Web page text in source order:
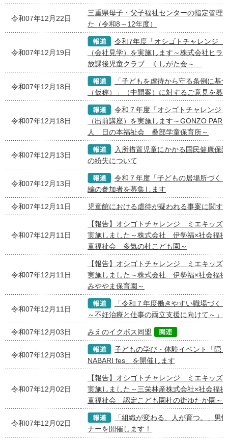
令和07年12月22日
三重県母子・父子福祉センターの指定管理
た（令和8～12年度）
令和07年12月19日
令和7年度「オシゴトチャレンジ
（会社見学）を実施します～株式会社ヒラ
放課後児童クラブ くしがた会～
令和07年12月18日
「子どもを虐待から守る条例に基
（仮称）」（中間案）に対するご意見を募
令和07年12月18日
令和７年度「オシゴトチャレンジ
（出前講座）を実施します～GONZO
人 日の本福祉会 桑部学童保育所～
令和07年12月13日
入所措置児童にかかる国民健康保
の紛失について
令和07年12月13日
令和７年度「子どもの居場所づく
編の参加者を募集します
令和07年12月11日 児童館における虐待が疑われる事案に関す
令和07年12月11日
【報告】オシゴトチャレンジ ミエキッズ
実施しました～株式会社 伊勢福×社会福
童福祉会 多気の杜こども園～
令和07年12月11日
【報告】オシゴトチャレンジ ミエキッズ
実施しました～株式会社 伊勢福×社会
みややま保育園～
令和07年12月11日
「令和７年度働きやすい職場づく
～不妊治療と仕事の両立支援に向けて～」
令和07年12月03日 みえのイクボス同盟
令和07年12月03日
子どもの学び・体験イベント「隠
NABARI fes」を開催します
令和07年12月02日
【報告】オシゴトチャレンジ ミエキッズ
実施しました～三栄林産株式会社×社会福
童福祉会 認定こども園杜の街ゆたか園～
令和07年12月02日
「組織が変わる、人が育つ。」男
ナーを開催します！